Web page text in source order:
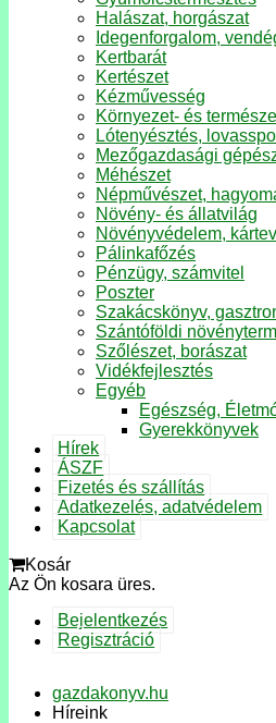
Halászat, horgászat
Idegenforgalom,
Kertbarát
Kertészet
Kézművesség
Környezet- és
Lótenyésztés,
Mezőgazdasági
Méhészet
Népművészet,
Növény- és állatvilág
Növényvédelem,
Pálinkafőzés
Pénzügy, számvitel
Poszter
Szakácskönyv,
Szántóföldi
Szőlészet, borászat
Vidékfejlesztés
Egyéb
Egészség,
Gyerekkönyvek
Hírek
ÁSZF
Fizetés és szállítás
Adatkezelés, adatvédelem
Kapcsolat
Kosár
Az Ön kosara üres.
Bejelentkezés
Regisztráció
gazdakonyv.hu
Híreink